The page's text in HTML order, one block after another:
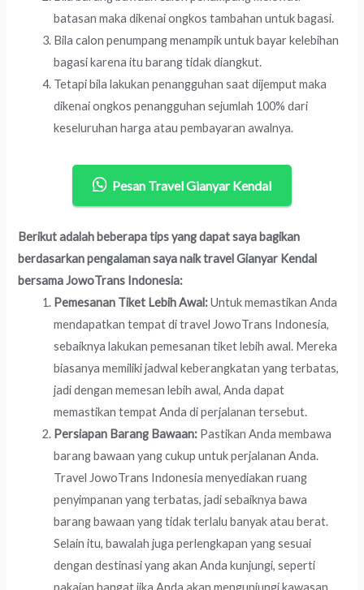
batasan maka dikenai ongkos tambahan untuk bagasi.
Bila calon penumpang menampik untuk bayar kelebihan
bagasi karena itu barang tidak diangkut.
Tetapi bila lakukan penangguhan saat dijemput maka
dikenai ongkos penangguhan sejumlah 100% dari
keseluruhan harga atau pembayaran awalnya.
Pesan Travel Gianyar Kendal
Berikut adalah beberapa tips yang dapat saya bagikan
berdasarkan pengalaman saya naik travel Gianyar Kendal
bersama JowoTrans Indonesia:
Pemesanan Tiket Lebih Awal:Untuk memastikan Anda
mendapatkan tempat di travel JowoTrans Indonesia,
sebaiknya lakukan pemesanan tiket lebih awal. Mereka
biasanya memiliki jadwal keberangkatan yang terbatas,
jadi dengan memesan lebih awal, Anda dapat
memastikan tempat Anda di perjalanan tersebut.
Persiapan Barang Bawaan: Pastikan Anda membawa
barang bawaan yang cukup untuk perjalanan Anda.
Travel JowoTrans Indonesia menyediakan ruang
penyimpanan yang terbatas, jadi sebaiknya bawa
barang bawaan yang tidak terlalu banyak atau berat.
Selain itu, bawalah juga perlengkapan yang sesuai
dengan destinasi yang akan Anda kunjungi, seperti